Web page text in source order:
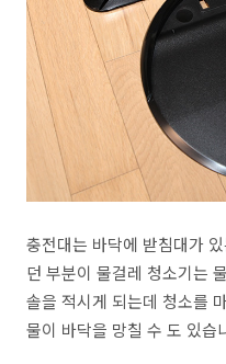
충전대는 바닥에 받침대가
던 부분이 물걸레 청소기는
솔을 적시게 되는데 청소를
물이 바닥을 망칠 수 도 있습